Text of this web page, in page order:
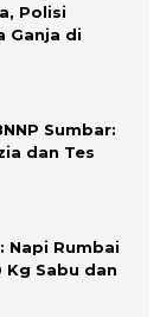
Polisi
Ganja di
Sumbar:
dan Tes
Napi Rumbai
Sabu dan